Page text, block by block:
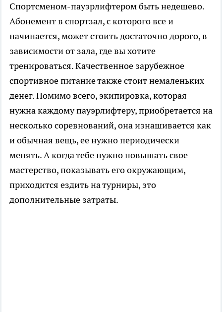
Спортсменом-пауэрлифтером быть недешево.
Абонемент в спортзал, с которого все и
начинается, может стоить достаточно дорого, в
зависимости от зала, где вы хотите
тренироваться. Качественное зарубежное
спортивное питание также стоит немаленьких
денег. Помимо всего, экипировка, которая
нужна каждому пауэрлифтеру, приобретается на
несколько соревнований, она изнашивается как
и обычная вещь, ее нужно периодически
менять. А когда тебе нужно повышать свое
мастерство, показывать его окружающим,
приходится ездить на турниры, это
дополнительные затраты.